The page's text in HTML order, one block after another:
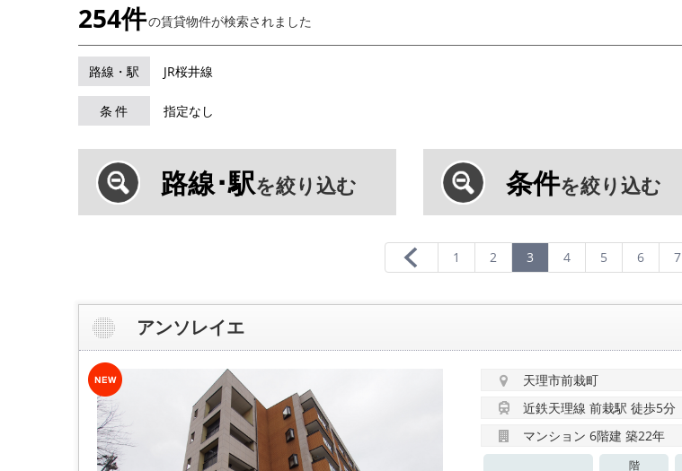
254件の賃貸物件が検索されました
路線・駅 JR桜井線
条 件 指定なし
路線･駅を絞り込む 条件を絞り込む
1 2 3 4 5 6 7
アンソレイエ
天理市前栽町
近鉄天理線 前栽駅 徒歩5分
マンション 6階建 築22年
階